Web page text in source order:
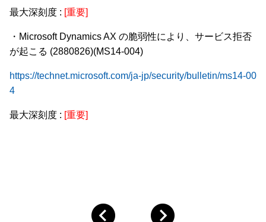
最大深刻度 : [重要]
・Microsoft Dynamics AX の脆弱性により、サービス拒否
が起こる (2880826)(MS14-004)
https://technet.microsoft.com/ja-jp/security/bulletin/ms14-00
4
最大深刻度 : [重要]